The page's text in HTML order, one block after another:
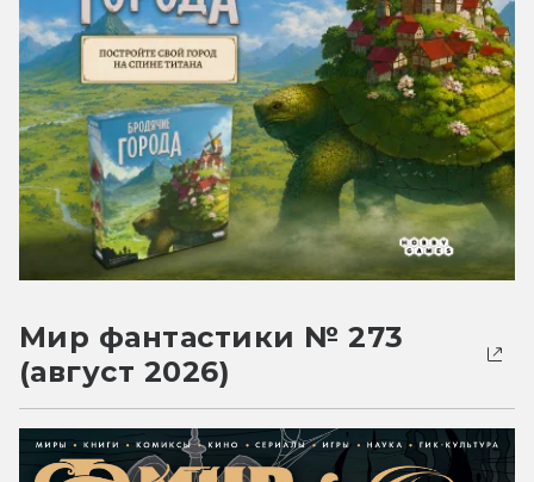
Мир фантастики № 273
(август 2026)